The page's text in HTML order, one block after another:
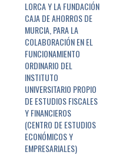
LORCA Y LA FUNDACIÓN
CAJA DE AHORROS DE
MURCIA, PARA LA
COLABORACIÓN EN EL
FUNCIONAMIENTO
ORDINARIO DEL
INSTITUTO
UNIVERSITARIO PROPIO
DE ESTUDIOS FISCALES
Y FINANCIEROS
(CENTRO DE ESTUDIOS
ECONÓMICOS Y
EMPRESARIALES)